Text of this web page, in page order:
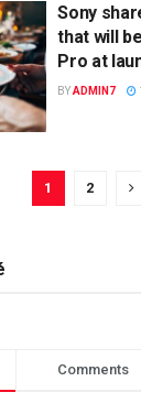
Sony
that will
Pro at
BYADMIN7
1 2
Comments